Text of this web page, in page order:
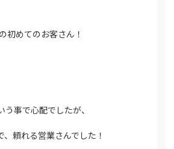
初めてのお客さん！
う事で心配でしたが、
頼れる営業さんでした！